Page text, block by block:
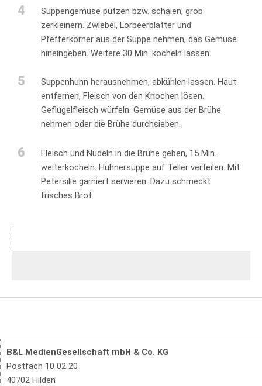
4
Suppengemüse putzen bzw. schälen, grob
zerkleinern. Zwiebel, Lorbeerblätter und
Pfefferkörner aus der Suppe nehmen, das Gemüse
hineingeben. Weitere 30 Min. köcheln lassen.
5
Suppenhuhn herausnehmen, abkühlen lassen. Haut
entfernen, Fleisch von den Knochen lösen.
Geflügelfleisch würfeln. Gemüse aus der Brühe
nehmen oder die Brühe durchsieben.
6
Fleisch und Nudeln in die Brühe geben, 15 Min.
weiterköcheln. Hühnersuppe auf Teller verteilen. Mit
Petersilie garniert servieren. Dazu schmeckt
frisches Brot.
B&L MedienGesellschaft mbH & Co. KG
Postfach 10 02 20
40702 Hilden